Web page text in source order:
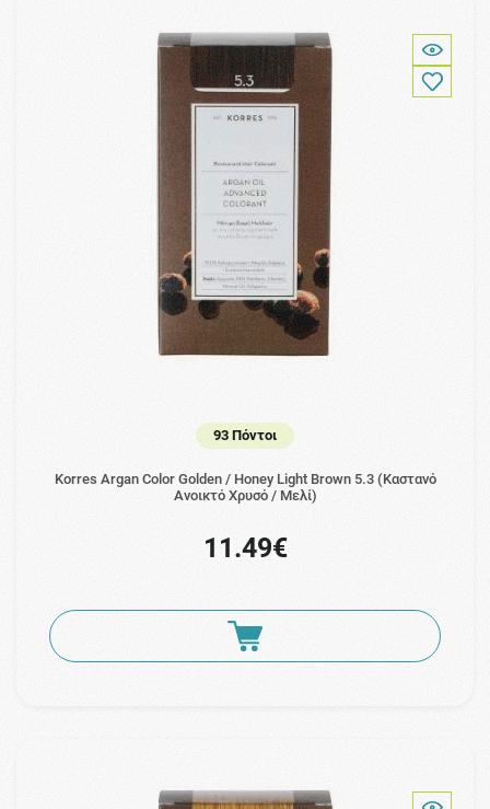
93 Πόντοι
Korres Argan Color Golden / Honey Light Brown 5.3 (Καστανό
Ανοικτό Χρυσό / Μελί)
11.49€